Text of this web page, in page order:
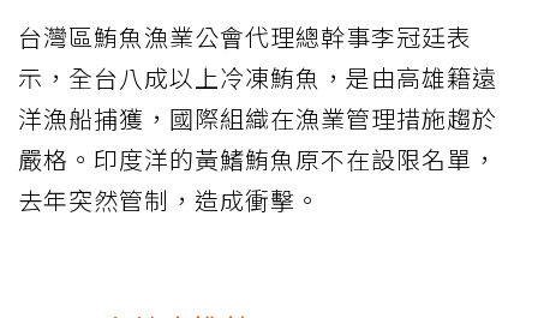
台灣區鮪魚漁業公會代理總幹事李冠廷表
示，全台八成以上冷凍鮪魚，是由高雄籍遠
洋漁船捕獲，國際組織在漁業管理措施趨於
嚴格。印度洋的黃鰭鮪魚原不在設限名單，
去年突然管制，造成衝擊。